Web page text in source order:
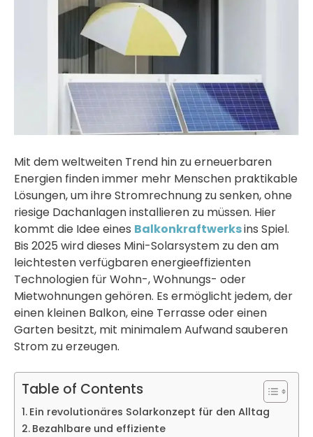
Mit dem weltweiten Trend hin zu erneuerbaren
Energien finden immer mehr Menschen praktikable
Lösungen, um ihre Stromrechnung zu senken, ohne
riesige Dachanlagen installieren zu müssen. Hier
kommt die Idee eines Balkonkraftwerksins Spiel.
Bis 2025 wird dieses Mini-Solarsystem zu den am
leichtesten verfügbaren energieeffizienten
Technologien für Wohn-, Wohnungs- oder
Mietwohnungen gehören. Es ermöglicht jedem, der
einen kleinen Balkon, eine Terrasse oder einen
Garten besitzt, mit minimalem Aufwand sauberen
Strom zu erzeugen.
Table of Contents
Ein revolutionäres Solarkonzept für den Alltag
Bezahlbare und effiziente